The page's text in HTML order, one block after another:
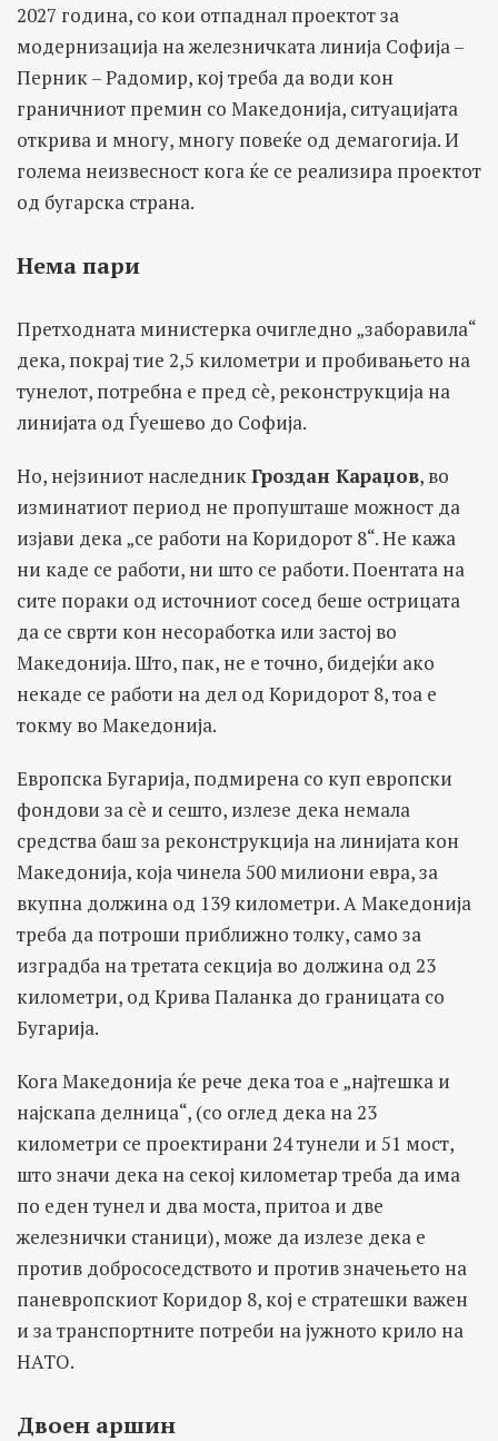
2027 година, со кои отпаднал проектот за
модернизација на железничката линија Софија –
Перник – Радомир, кој треба да води кон
граничниот премин со Македонија, ситуацијата
открива и многу, многу повеќе од демагогија. И
голема неизвесност кога ќе се реализира проектот
од бугарска страна.
Нема пари
Претходната министерка очигледно „заборавила“
дека, покрај тие 2,5 километри и пробивањето на
тунелот, потребна е пред сè, реконструкција на
линијата од Ѓуешево до Софија.
Но, нејзиниот наследникГроздан Караџов, во
изминатиот период не пропушташе можност да
изјави дека „се работи на Коридорот 8“. Не кажа
ни каде се работи, ни што се работи. Поентата на
сите пораки од источниот сосед беше острицата
да се сврти кон несоработка или застој во
Македонија. Што, пак, не е точно, бидејќи ако
некаде се работи на дел од Коридорот 8, тоа е
токму во Македонија.
Европска Бугарија, подмирена со куп европски
фондови за сè и сешто, излезе дека немала
средства баш за реконструкција на линијата кон
Македонија, која чинела 500 милиони евра, за
вкупна должина од 139 километри. А Македонија
треба да потроши приближно толку, само за
изградба на третата секција во должина од 23
километри, од Крива Паланка до границата со
Бугарија.
Кога Македонија ќе рече дека тоа е „најтешка и
најскапа делница“, (со оглед дека на 23
километри се проектирани 24 тунели и 51 мост,
што значи дека на секој километар треба да има
по еден тунел и два моста, притоа и две
железнички станици), може да излезе дека е
против добрососедството и против значењето на
паневропскиот Коридор 8, кој е стратешки важен
и за транспортните потреби на јужното крило на
НАТО.
Двоен аршин